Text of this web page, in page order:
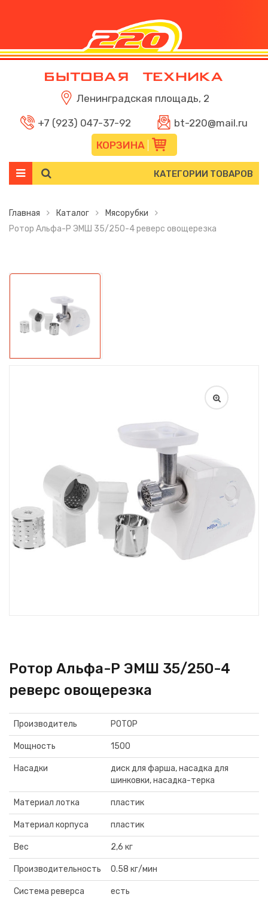
Ленинградская площадь, 2
+7 (923) 047-37-92
bt-220@mail.ru
КОРЗИНА
КАТЕГОРИИ ТОВАРОВ
Главная Каталог
Мясорубки
Ротор Альфа-Р ЭМШ 35/250-4 реверс овощерезка
Ротор Альфа-Р ЭМШ 35/250-4
реверс овощерезка
Производитель РОТОР
Мощность 1500
Насадки
диск для фарша, насадка для
шинковки, насадка-терка
Материал лотка пластик
Материал корпуса пластик
Вес 2,6 кг
Производительность 0.58 кг/мин
Система реверса есть